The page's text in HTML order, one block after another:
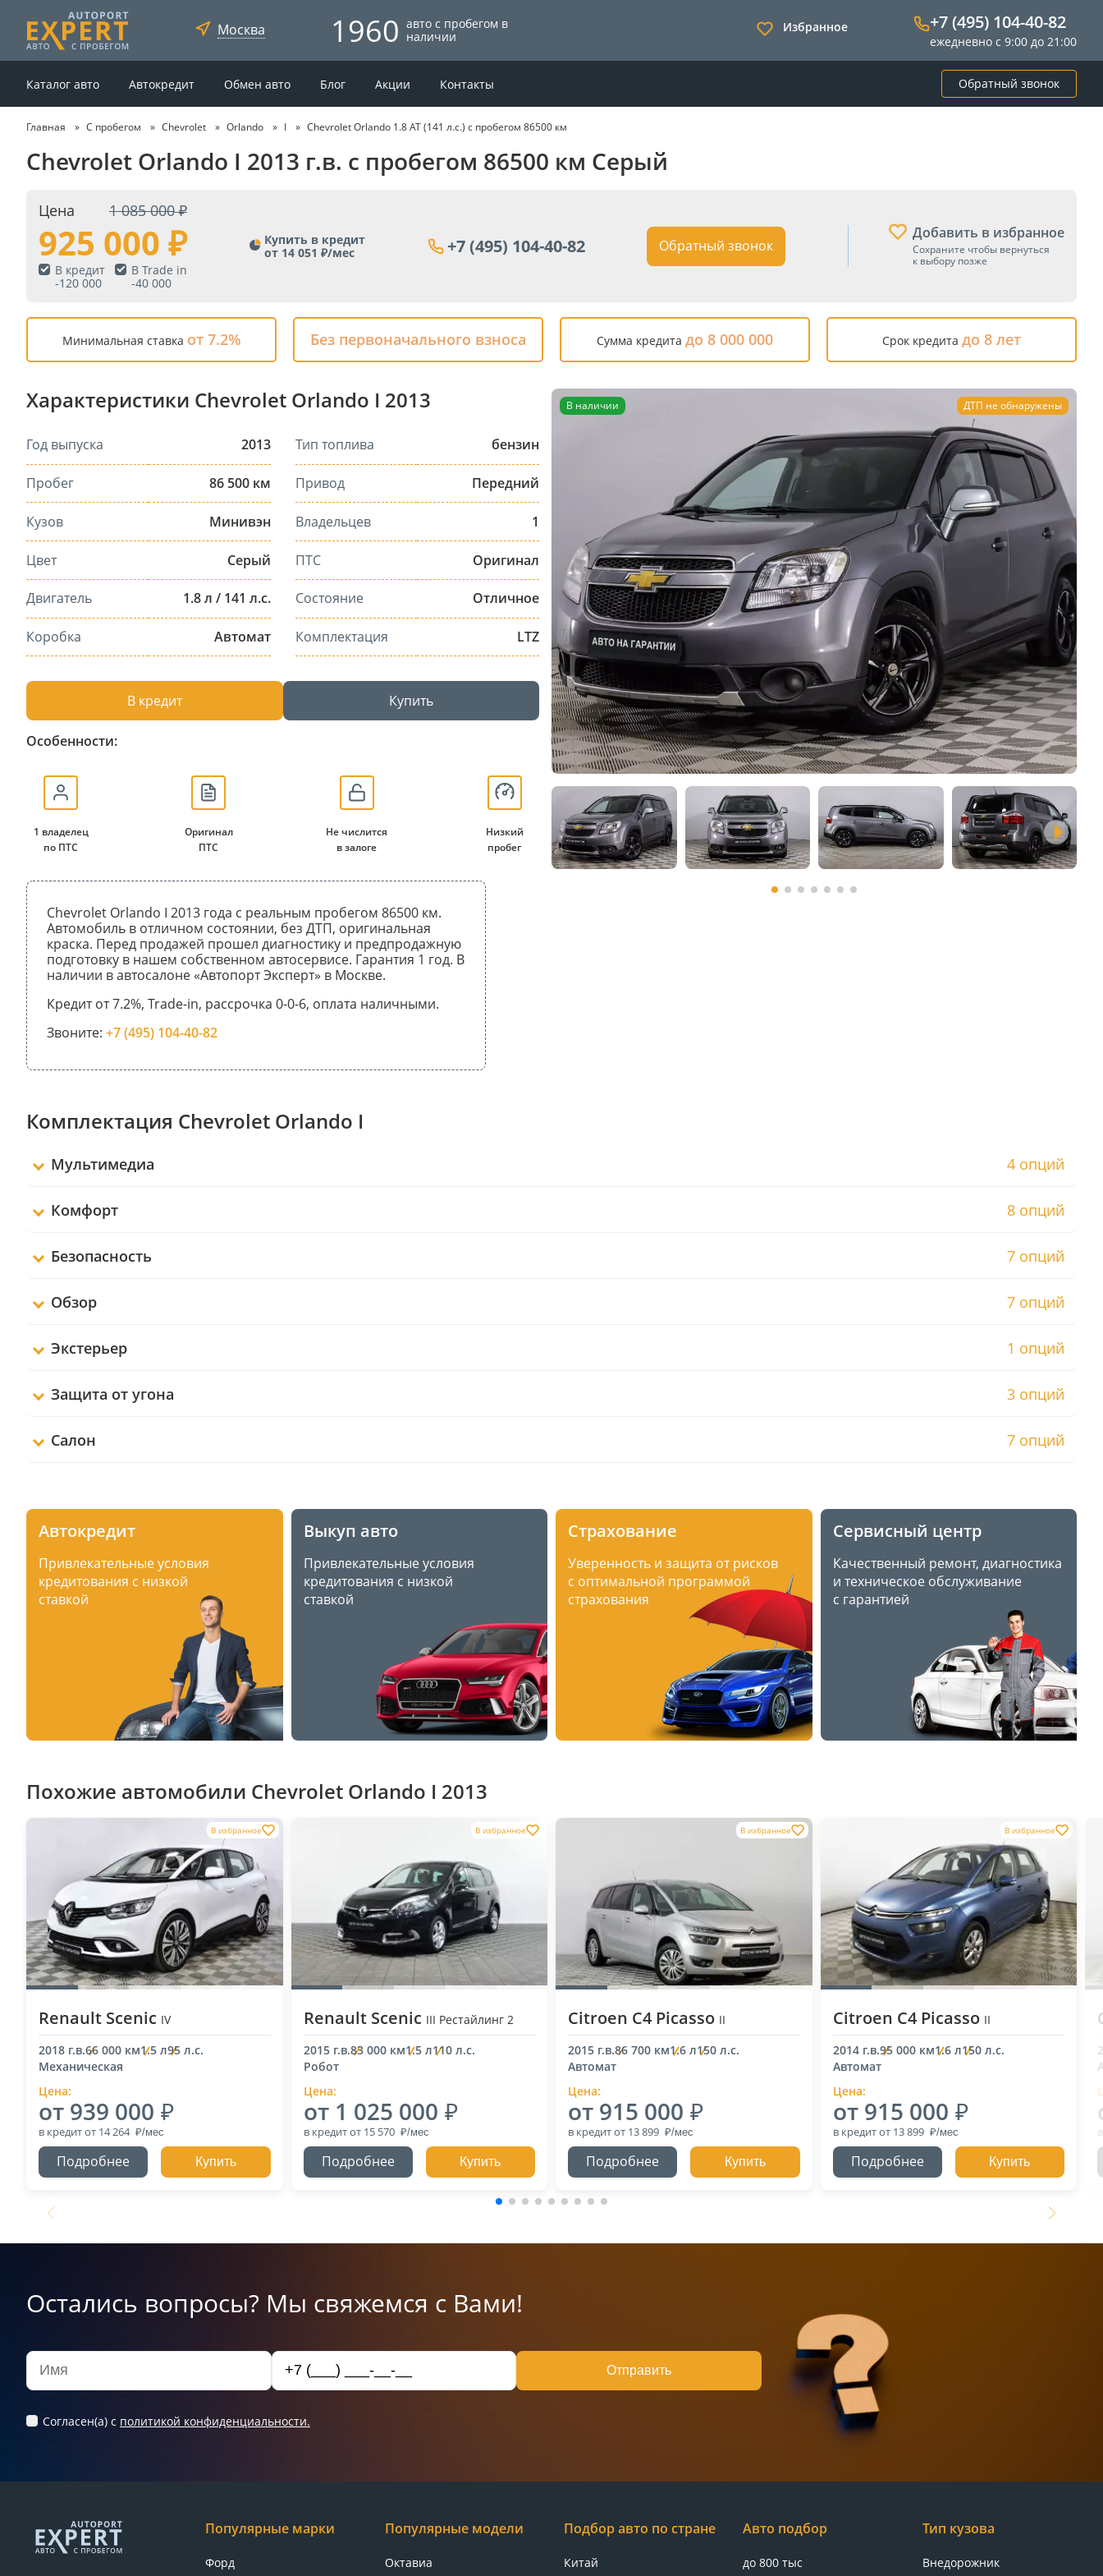
Москва 1960 авто с пробегом в
наличии
Избранное +7 (495) 104-40-82
ежедневно с 9:00 до 21:00
Каталог авто Автокредит Обмен авто Блог Акции Контакты Обратный звонок
Главная С пробегом Chevrolet Orlando I Chevrolet Orlando 1.8 AT (141 л.с.) с пробегом 86500 км
Chevrolet Orlando I 2013 г.в. с пробегом 86500 км Серый
Цена 1 085 000
925 000
В кредит
-120 000
В Trade in
-40 000
Купить в кредит
от 14 051 ₽/мес
+7 (495) 104-40-82 Обратный звонок
Добавить в избранное
Сохраните чтобы вернуться
к выбору позже
Минимальная ставка от 7.2% Без первоначального взноса Сумма кредита до 8 000 000 Срок кредита до 8 лет
Характеристики Chevrolet Orlando I 2013
Год выпуска 2013
Пробег 86 500 км
Кузов Минивэн
Цвет Серый
Двигатель 1.8 л / 141 л.с.
Коробка Автомат
Тип топлива бензин
Привод Передний
Владельцев 1
ПТС Оригинал
Состояние Отличное
Комплектация LTZ
В кредит Купить
Особенности:
1 владелец
по ПТС
Оригинал
ПТС
Не числится
в залоге
Низкий
пробег
Chevrolet Orlando I 2013 года с реальным пробегом 86500 км.
Автомобиль в отличном состоянии, без ДТП, оригинальная
краска. Перед продажей прошел диагностику и предпродажную
подготовку в нашем собственном автосервисе. Гарантия 1 год. В
наличии в автосалоне «Автопорт Эксперт» в Москве.
Кредит от 7.2%, Trade-in, рассрочка 0-0-6, оплата наличными.
Звоните: +7 (495) 104-40-82
В наличии ДТП не обнаружены
Комплектация Chevrolet Orlando I
Мультимедиа 4 опций
Комфорт 8 опций
Безопасность 7 опций
Обзор 7 опций
Экстерьер 1 опций
Защита от угона 3 опций
Салон 7 опций
Автокредит
Привлекательные условия
кредитования с низкой
ставкой
Выкуп авто
Привлекательные условия
кредитования с низкой
ставкой
Страхование
Уверенность и защита от рисков
с оптимальной программой
страхования
Сервисный центр
Качественный ремонт, диагностика
и техническое обслуживание
с гарантией
Похожие автомобили Chevrolet Orlando I 2013
В избранное
Renault Scenic IV
2018 г.в.66 000 км1.5 л95 л.с.
Механическая
Цена:
от 939 000
в кредитот 14 264
Подробнее Купить
В избранное
Renault Scenic III Рестайлинг 2
2015 г.в.83 000 км1.5 л110 л.с.
Робот
Цена:
от 1 025 000
в кредитот 15 570
Подробнее Купить
В избранное
Citroen C4 Picasso II
2015 г.в.86 700 км1.6 л150 л.с.
Автомат
Цена:
от 915 000
в кредитот 13 899
Подробнее Купить
В избранное
Citroen C4 Picasso II
2014 г.в.95 000 км1.6 л150 л.с.
Автомат
Цена:
от 915 000
в кредитот 13 899
Подробнее Купить
Остались вопросы? Мы свяжемся с Вами!
Отправить
Согласен(а) c политикой конфиденциальности.
Популярные марки
Форд
Популярные модели
Октавиа
Подбор авто по стране
Китай
Авто подбор
до 800 тыс
Тип кузова
Внедорожник